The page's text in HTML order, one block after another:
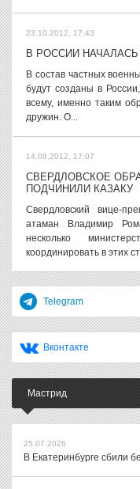
23.10.2012, 17:43
В РОССИИ
В состав частных
будут созданы в
всему, именно таким
дружин. О...
14.08.2012, 17:07
СВЕРДЛОВСКОЕ
ПОДЧИНИЛИ КАЗАКУ
Свердловский вице-
атаман Владимир
несколько
координировать в этих
Telegram
Вконтакте
Мастрид
25.07.2026
В Екатеринбурге сбили